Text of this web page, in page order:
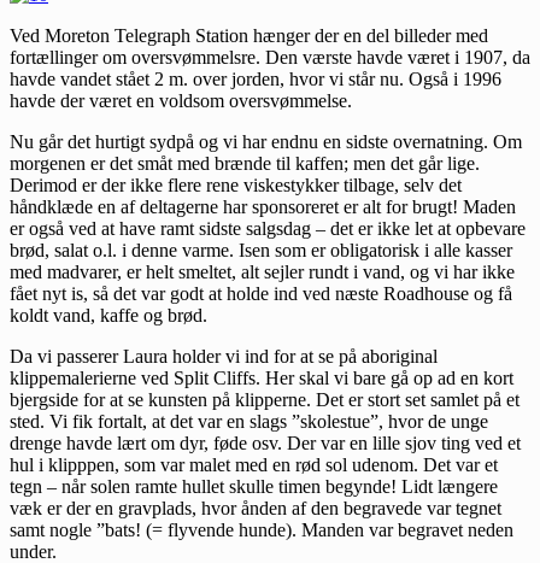
Ved Moreton Telegraph Station hænger der en del billeder med
fortællinger om oversvømmelsre. Den værste havde været i 1907, da
havde vandet stået 2 m. over jorden, hvor vi står nu. Også i 1996
havde der været en voldsom oversvømmelse.
Nu går det hurtigt sydpå og vi har endnu en sidste overnatning. Om
morgenen er det småt med brænde til kaffen; men det går lige.
Derimod er der ikke flere rene viskestykker tilbage, selv det
håndklæde en af deltagerne har sponsoreret er alt for brugt! Maden
er også ved at have ramt sidste salgsdag – det er ikke let at opbevare
brød, salat o.l. i denne varme. Isen som er obligatorisk i alle kasser
med madvarer, er helt smeltet, alt sejler rundt i vand, og vi har ikke
fået nyt is, så det var godt at holde ind ved næste Roadhouse og få
koldt vand, kaffe og brød.
Da vi passerer Laura holder vi ind for at se på aboriginal
klippemalerierne ved Split Cliffs. Her skal vi bare gå op ad en kort
bjergside for at se kunsten på klipperne. Det er stort set samlet på et
sted. Vi fik fortalt, at det var en slags ”skolestue”, hvor de unge
drenge havde lært om dyr, føde osv. Der var en lille sjov ting ved et
hul i klipppen, som var malet med en rød sol udenom. Det var et
tegn – når solen ramte hullet skulle timen begynde! Lidt længere
væk er der en gravplads, hvor ånden af den begravede var tegnet
samt nogle ”bats! (= flyvende hunde). Manden var begravet neden
under.